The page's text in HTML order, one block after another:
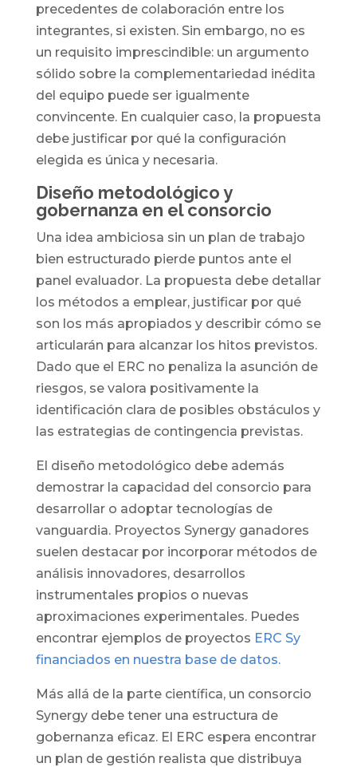
precedentes de colaboración entre los
integrantes, si existen. Sin embargo, no es
un requisito imprescindible: un argumento
sólido sobre la complementariedad inédita
del equipo puede ser igualmente
convincente. En cualquier caso, la propuesta
debe justificar por qué la configuración
elegida es única y necesaria.
Diseño metodológico y
gobernanza en el consorcio
Una idea ambiciosa sin un plan de trabajo
bien estructurado pierde puntos ante el
panel evaluador. La propuesta debe detallar
los métodos a emplear, justificar por qué
son los más apropiados y describir cómo se
articularán para alcanzar los hitos previstos.
Dado que el ERC no penaliza la asunción de
riesgos, se valora positivamente la
identificación clara de posibles obstáculos y
las estrategias de contingencia previstas.
El diseño metodológico debe además
demostrar la capacidad del consorcio para
desarrollar o adoptar tecnologías de
vanguardia. Proyectos Synergy ganadores
suelen destacar por incorporar métodos de
análisis innovadores, desarrollos
instrumentales propios o nuevas
aproximaciones experimentales. Puedes
encontrar ejemplos de proyectos ERC Sy
financiados en nuestra base de datos.
Más allá de la parte científica, un consorcio
Synergy debe tener una estructura de
gobernanza eficaz. El ERC espera encontrar
un plan de gestión realista que distribuya